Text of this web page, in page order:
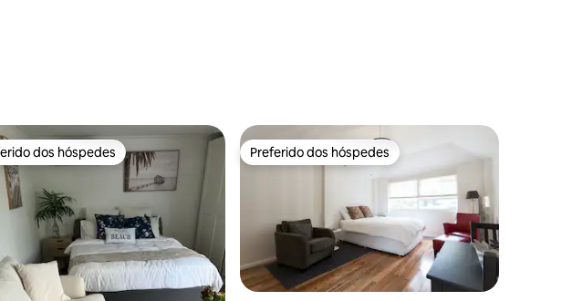
dos hóspedes
dos hóspedes Preferido dos hóspedes
Preferido dos hóspedes